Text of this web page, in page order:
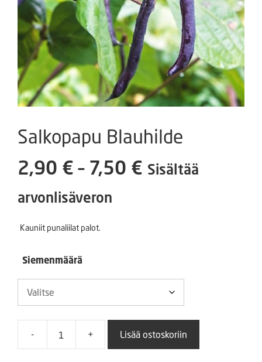
Salkopapu Blauhilde
2,90 € – 7,50 € Hintaluokka:
Sisältää
arvonlisäveron
Kauniit punaliilat palot.
Siemenmäärä
-
Salkopapu
+ Lisää ostoskoriin